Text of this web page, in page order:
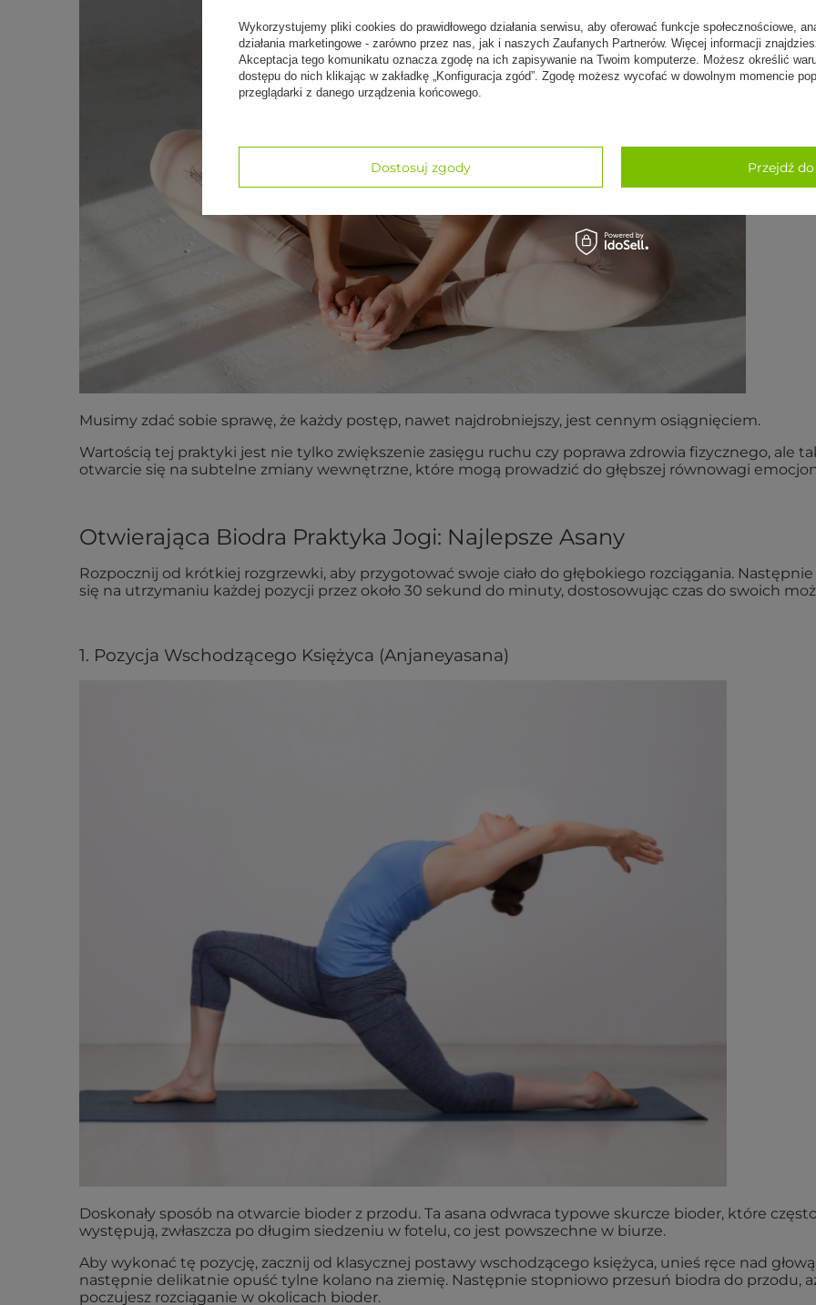
Musimy zdać sobie sprawę, że każdy postęp, nawet najdrobniejszy, jest cennym osiągnięciem.
Wartością tej praktyki jest nie tylko zwiększenie zasięgu ruchu czy poprawa zdrowia fizycznego, ale
otwarcie się na subtelne zmiany wewnętrzne, które mogą prowadzić do głębszej równowagi
Otwierająca Biodra Praktyka Jogi: Najlepsze Asany
Rozpocznij od krótkiej rozgrzewki, aby przygotować swoje ciało do głębokiego rozciągania.
się na utrzymaniu każdej pozycji przez około 30 sekund do minuty, dostosowując czas do swoich
1. Pozycja Wschodzącego Księżyca (Anjaneyasana)
Doskonały sposób na otwarcie bioder z przodu. Ta asana odwraca typowe skurcze bioder, które
występują, zwłaszcza po długim siedzeniu w fotelu, co jest powszechne w biurze.
Aby wykonać tę pozycję, zacznij od klasycznej postawy wschodzącego księżyca, unieś ręce nad
następnie delikatnie opuść tylne kolano na ziemię. Następnie stopniowo przesuń biodra do przodu,
poczujesz rozciąganie w okolicach bioder.
Wykorzystujemy pliki cookies do prawidłowego działania serwisu, aby oferować funkcje społecznościowe,
działania marketingowe - zarówno przez nas, jak i naszych Zaufanych Partnerów. Więcej informacji
Akceptacja tego komunikatu oznacza zgodę na ich zapisywanie na Twoim komputerze. Możesz określić
dostępu do nich klikając w zakładkę „Konfiguracja zgód”. Zgodę możesz wycofać w dowolnym momencie
przeglądarki z danego urządzenia końcowego.
Dostosuj zgody Przejdź